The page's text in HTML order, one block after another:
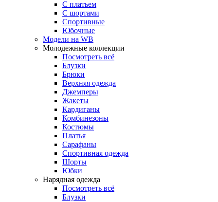
С платьем
С шортами
Спортивные
Юбочные
Модели на WB
Молодежные коллекции
Посмотреть всё
Блузки
Брюки
Верхняя одежда
Джемперы
Жакеты
Кардиганы
Комбинезоны
Костюмы
Платья
Сарафаны
Спортивная одежда
Шорты
Юбки
Нарядная одежда
Посмотреть всё
Блузки